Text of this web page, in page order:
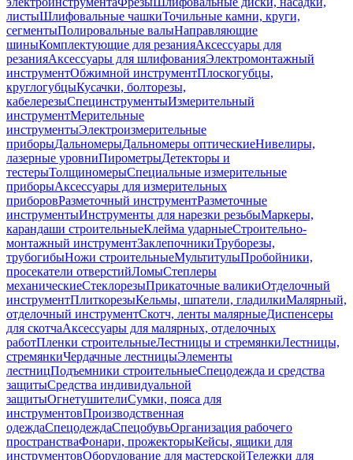
листыШлифовальные чашкиТочильные камни, круги,
сегментыПолировальные валыНаправляющие
шиныКомплектующие для резанияАксессуары для
резанияАксессуары для шлифованияЭлектромонтажный
инструментОбжимной инструментПлоскогубцы,
круглогубцыКусачки, болторезы,
кабелерезыСпецинструментыИзмерительный
инструментМерительные
инструментыЭлектроизмерительные
приборыДальномерыДальномеры оптическиеНивелиры,
лазерные уровниПирометрыДетекторы и
тестерыТолщиномерыСпециальные измерительные
приборыАксессуары для измерительных
приборовРазметочный инструментРазметочные
инструментыИнструменты для нарезки резьбыМаркеры,
карандаши строительныеКлейма ударныеСтроительно-
монтажный инструментЗаклепочникиТруборезы,
трубогибыНожи строительныеМультитулыПробойники,
просекатели отверстийЛомыСтеплеры
механическиеСтеклорезыПрикаточные валикиОтделочный
инструментПлиткорезыКельмы, шпатели, гладилкиМалярный,
отделочный инструментСкотч, ленты малярныеДиспенсеры
для скотчаАксессуары для малярных, отделочных
работПленки строительныеЛестницы и стремянкиЛестницы,
стремянкиЧердачные лестницыЭлементы
лестницПодъемники строительныеСпецодежда и средства
защитыСредства индивидуальной
защитыОгнетушителиСумки, пояса для
инструментовПроизводственная
одеждаСпецодеждаСпецобувьОрганизация рабочего
пространстваФонари, прожекторыКейсы, ящики для
инструментовОборудование для мастерскойТележки для